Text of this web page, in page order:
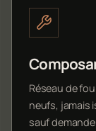
Réseau de
neufs, jamais
sauf